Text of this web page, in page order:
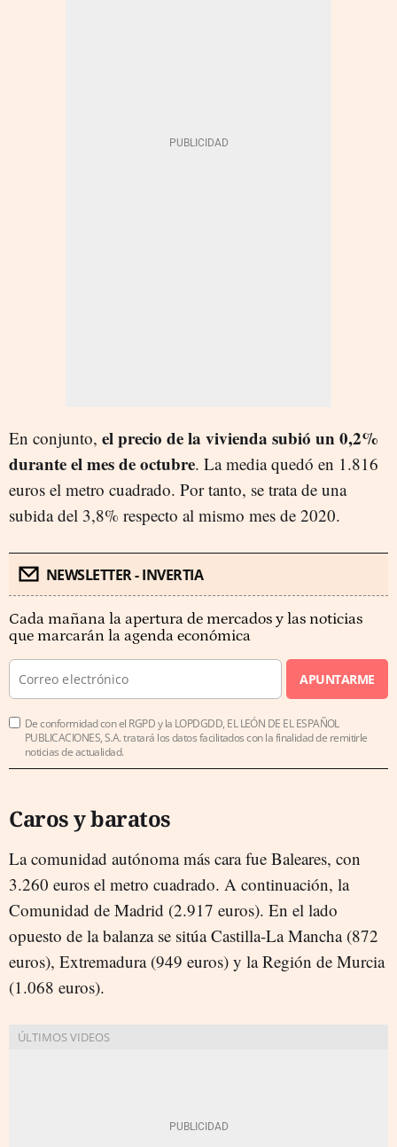
En conjunto, el precio de la vivienda subió un 0,2%
durante el mes de octubre. La media quedó en 1.816
euros el metro cuadrado. Por tanto, se trata de una
subida del 3,8% respecto al mismo mes de 2020.
NEWSLETTER - INVERTIA
Cada mañana la apertura de mercados y las noticias
que marcarán la agenda económica
APUNTARME
De conformidad con el RGPD y la LOPDGDD, EL LEÓN DE EL ESPAÑOL
PUBLICACIONES, S.A. tratará los datos facilitados con la finalidad de remitirle
noticias de actualidad.
Caros y baratos
La comunidad autónoma más cara fue Baleares, con
3.260 euros el metro cuadrado. A continuación, la
Comunidad de Madrid (2.917 euros). En el lado
opuesto de la balanza se sitúa Castilla-La Mancha (872
euros), Extremadura (949 euros) y la Región de Murcia
(1.068 euros).